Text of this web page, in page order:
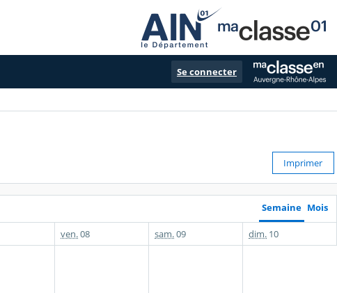
Se connecter
Imprimer
Semaine Mois
ven.08 sam.09 dim. 10